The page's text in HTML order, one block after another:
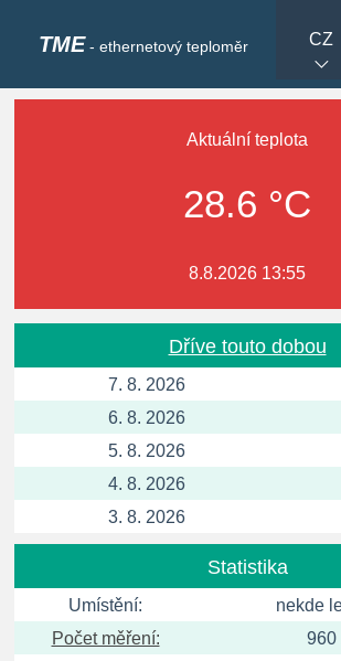
TME - ethernetový teploměr CZ
Aktuální teplota
28.6 °C
8.8.2026 13:55
Dříve touto dobou
7. 8. 2026
6. 8. 2026
5. 8. 2026
4. 8. 2026
3. 8. 2026
Statistika
Umístění:
nekde
Počet měření:
960